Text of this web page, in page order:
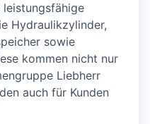
Hydraulikzylinder,
sowie
kommen nicht nur
Liebherr
auch für Kunden